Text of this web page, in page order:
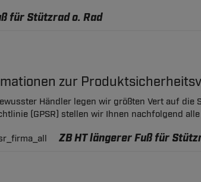
für Stützrad o. Rad
zur
Händler legen wir größten Vert auf
(GPSR) stellen wir Ihnen nachfolgend
ZB HT längerer Fuß für